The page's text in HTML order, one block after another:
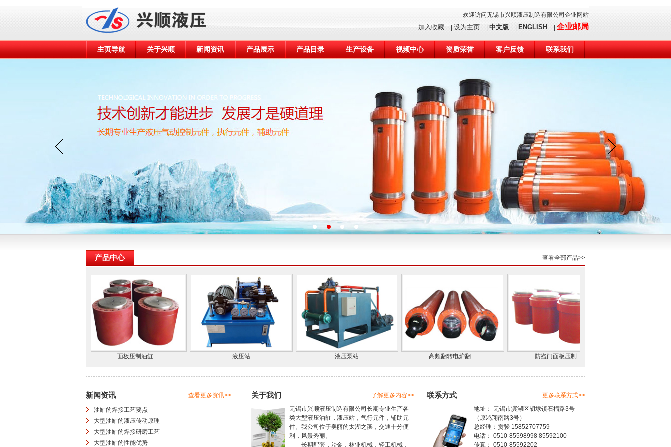
欢迎访问无锡市兴顺液压制造有限公司企业网站
加入收藏 设为主页 中文版 ENGLISH 企业邮局
主页导航 关于兴顺 新闻资讯 产品展示 产品目录 生产设备 视频中心 资质荣誉 客户反馈 联系我们
产品中心 查看全部产品>>
面板压制油缸 液压站 液压泵站 高频翻转电炉翻… 防盗门面板压制…
新闻资讯 查看更多资讯>>
油缸的焊接工艺要点
大型油缸的液压传动原理
大型油缸的焊接研磨工艺
大型油缸的性能优势
关于我们
了解更多内容>>
无锡市兴顺液压制造有限公司长期专业生产各
类大型液压油缸 ，液压站，气行元件，辅助元
件。我公司位于美丽的太湖之滨，交通十分便
利，风景秀丽。
长期配套，冶金，林业机械，轻工机械，
联系方式
更多联系方式>>
地址： 无锡市滨湖区胡埭镇石榴路3号
（原鸿翔南路3号）
总经理：贡骏 15852707759
电话： 0510-85598998 85592100
传真： 0510-85592202